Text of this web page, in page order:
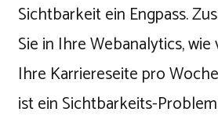
Sichtbarkeit ein Engpass.
Sie in Ihre Webanalytics,
Ihre Karriereseite pro
ist ein Sichtbarkeits-